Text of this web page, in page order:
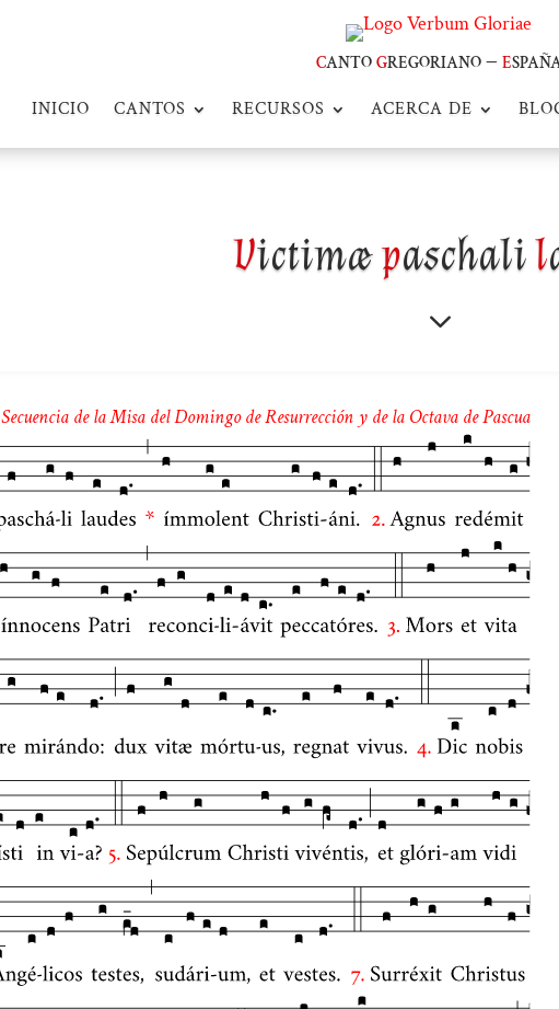
cantogregoriano –e
INICIO CANTOS RECURSOS ACERCA DE
Victimæpaschalil
3
Secuencia de la Misa del Domingo de Resurrección y de la Octava de Pascua